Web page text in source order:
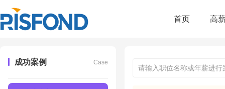
首页 高
成功案例 Case